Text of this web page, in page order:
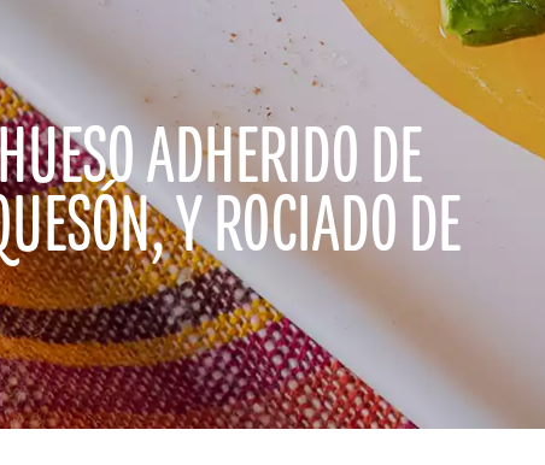
ADHERIDO DE
Y ROCIADO DE